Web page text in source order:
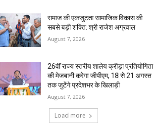
समाज की एकजुटता सामाजिक विकास की
सबसे बड़ी शक्ति: श्री राजेश अग्रवाल
August 7, 2026
26वीं राज्य स्तरीय शालेय क्रीड़ा प्रतियोगिता
की मेजबानी करेगा जीपीएम, 18 से 21 अगस्त
तक जुटेंगे प्रदेशभर के खिलाड़ी
August 7, 2026
Load more